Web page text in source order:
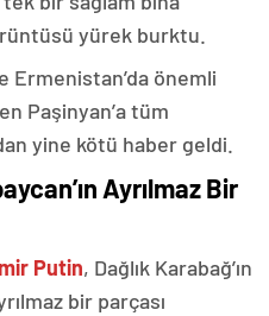
yürek burktu.
önemli
Paşinyan’a tüm
yine kötü haber geldi.
Ayrılmaz Bir
Putin, Dağlık Karabağ’ın
bir parçası